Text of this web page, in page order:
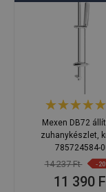
Mexen DB72
zuhanykészlet,
785724584-
14 237 Ft -
11 390